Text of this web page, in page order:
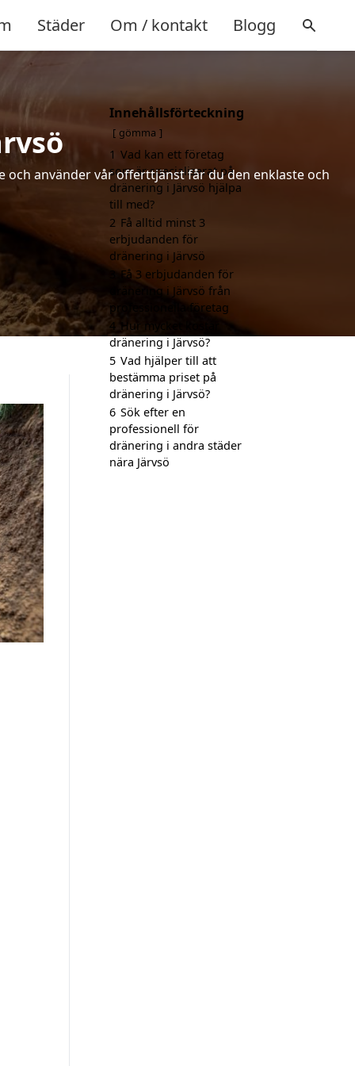
Städer Om / kontakt Blogg
använder vår offerttjänst får du den enklaste och
Innehållsförteckning
gömma
1 Vad kan ett företag
som är specialiserat på
dränering i Järvsö hjälpa
till med?
2 Få alltid minst 3
erbjudanden för
dränering i Järvsö
3 Få 3 erbjudanden för
dränering i Järvsö från
professionella företag
4 Hur mycket kostar
dränering i Järvsö?
5 Vad hjälper till att
bestämma priset på
dränering i Järvsö?
6 Sök efter en
professionell för
dränering i andra städer
nära Järvsö